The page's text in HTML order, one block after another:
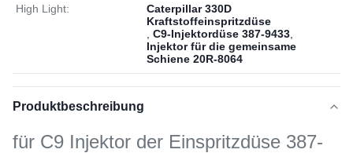
High Light:
Caterpillar 330D
Kraftstoffeinspritzdüse
C9-Injektordüse 387-9433
Injektor für die gemeinsame
Schiene 20R-8064
Produktbeschreibung
für C9 Injektor der Einspritzdüse 387-